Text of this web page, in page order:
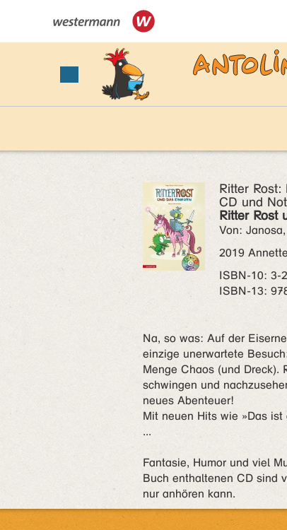
Ritter
CD und
Ritter Rost
Von:
2019
ISBN‑10: 3-
ISBN‑13:
Na, so was: Auf der
einzige unerwartete
Menge Chaos (und
schwingen und
neues Abenteuer!
Mit neuen Hits wie »Das
...
Fantasie, Humor und viel
Buch enthaltenen CD sind
nur anhören kann.